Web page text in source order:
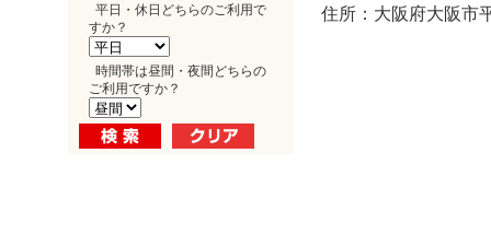
平日・休日どちらのご利用で
すか？
時間帯は昼間・夜間どちらの
ご利用ですか？
住所：大阪府大阪市